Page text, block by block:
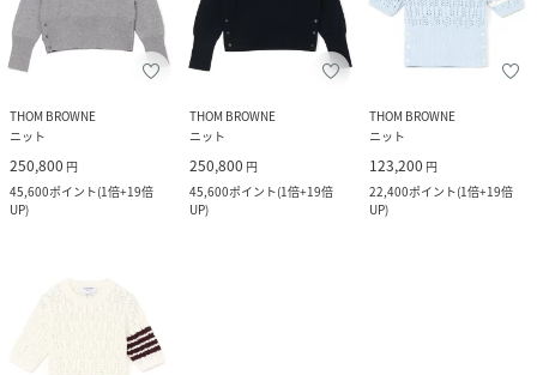
THOM BROWNE
ニット
250,800 円
45,600ポイント(1倍+19倍
UP)
THOM BROWNE
ニット
250,800 円
45,600ポイント(1倍+19倍
UP)
THOM BROWNE
ニット
123,200 円
22,400ポイント(1倍+19倍
UP)